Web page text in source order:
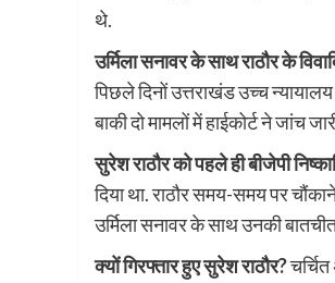
थे.
उर्मिला सनावर के साथ राठौर के
पिछले दिनों उत्तराखंड उच्च
बाकी दो मामलों में हाईकोर्ट ने जांच
सुरेश राठौर को पहले ही बीजेपी
दिया था. राठौर समय-समय पर
उर्मिला सनावर के साथ उनकी
क्यों गिरफ्तार हुए सुरेश राठौर?